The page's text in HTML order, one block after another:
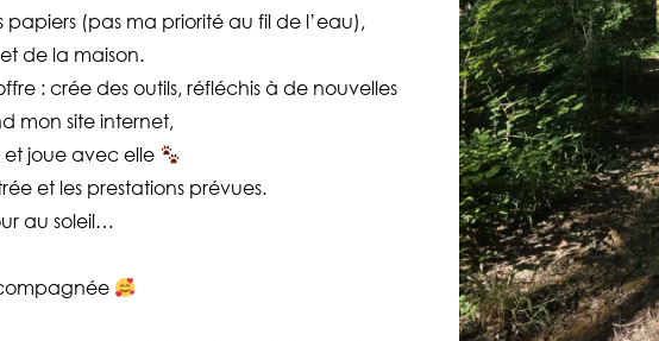
papiers (pas ma priorité au fil de l’eau),
de la maison.
: crée des outils, réfléchis à de nouvelles
mon site internet,
joue avec elle
et les prestations prévues.
au soleil…